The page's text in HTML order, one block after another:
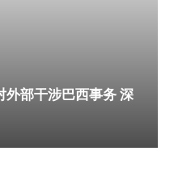
外部干涉巴西事务 深